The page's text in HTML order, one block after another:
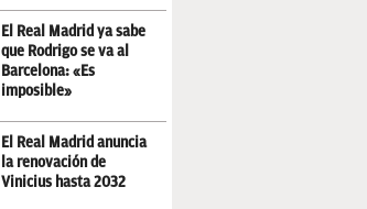
El Real Madrid ya sabe
que Rodrigo se va al
Barcelona: «Es
imposible»
El Real Madrid anuncia
la renovación de
Vinicius hasta 2032